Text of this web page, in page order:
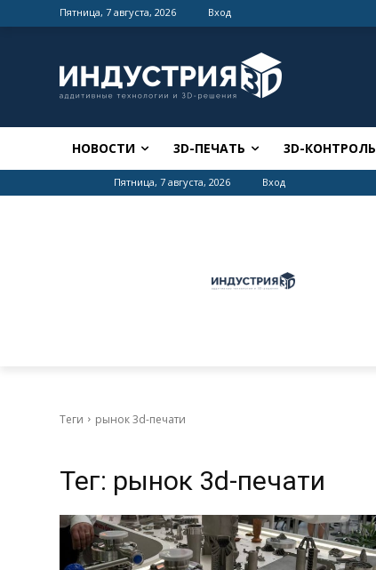
Пятница, 7 августа, 2026 Вход
НОВОСТИ 3D-ПЕЧАТЬ 3D-КОНТРОЛЬ
Пятница, 7 августа, 2026 Вход
Теги рынок 3d-печати
Тег: рынок 3d-печати